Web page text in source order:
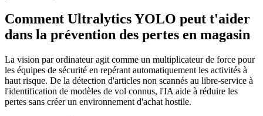
Comment Ultralytics YOLO peut t'aider
dans la prévention des pertes en magasin
La vision par ordinateur agit comme un multiplicateur de force pour
les équipes de sécurité en repérant automatiquement les activités à
haut risque. De la détection d'articles non scannés au libre-service à
l'identification de modèles de vol connus, l'IA aide à réduire les
pertes sans créer un environnement d'achat hostile.